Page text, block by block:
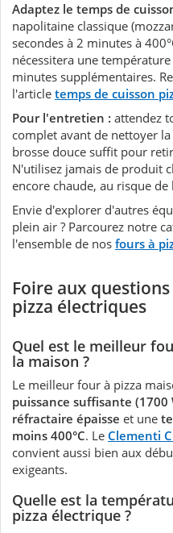
Adaptez le temps de
napolitaine classique
secondes à 2 minutes à
nécessitera une
minutes supplémentaires.
l'article temps de cuisson
Pour l'entretien : attendez
complet avant de nettoyer
brosse douce suffit pour
N'utilisez jamais de produit
encore chaude, au risque de
Envie d'explorer d'autres
plein air ? Parcourez notre
l'ensemble de nos fours à
Foire aux
pizza électriques
Quel est le meilleur
la maison ?
Le meilleur four à pizza
puissance suffisante
réfractaire épaisse et une
moins 400°C. Le Clementi
convient aussi bien aux
exigeants.
Quelle est la
pizza électrique ?